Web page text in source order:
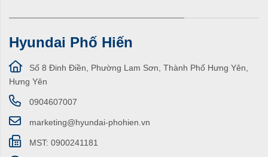
Hyundai Phố Hiến
Số 8 Đinh Điền, Phường Lam Sơn, Thành Phố Hưng Yên,
Hưng Yên
0904607007
marketing@hyundai-phohien.vn
MST: 0900241181